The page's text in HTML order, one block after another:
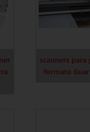
scanners para
formato